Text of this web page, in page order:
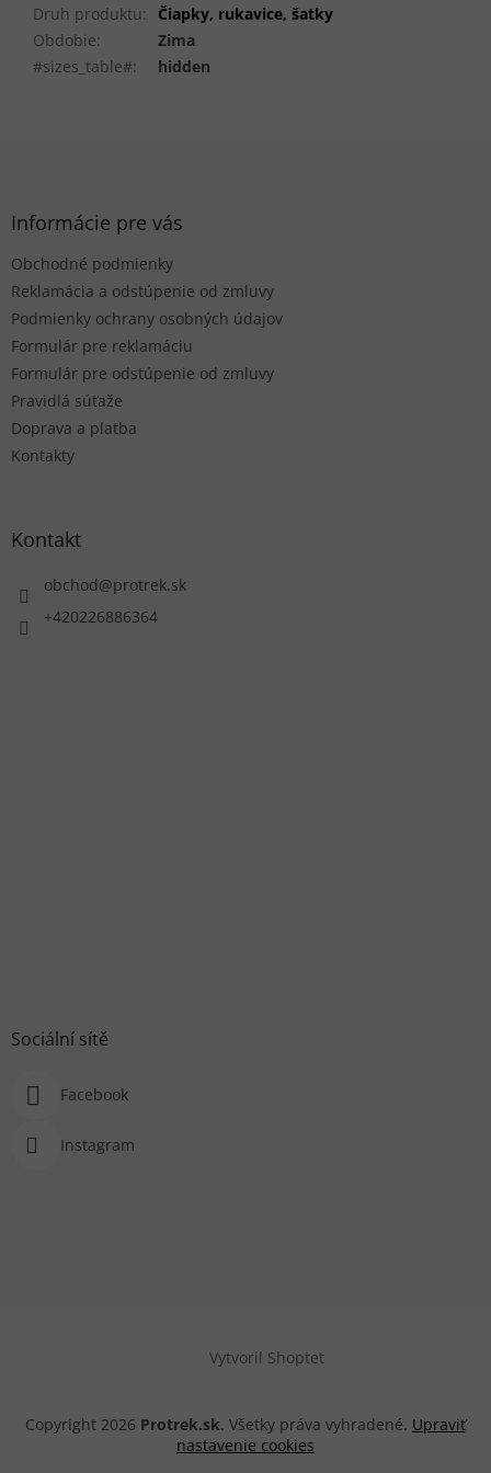
Druh produktu:
Čiapky, rukavice, šatky
Obdobie:
Zima
#sizes_table#: hidden
Informácie pre vás
Obchodné podmienky
Reklamácia a odstúpenie od zmluvy
Podmienky ochrany osobných údajov
Formulár pre reklamáciu
Formulár pre odstúpenie od zmluvy
Pravidlá súťaže
Doprava a platba
Kontakty
Kontakt
obchod@protrek.sk
+420226886364
Sociální sítě
Facebook
Instagram
Vytvoril Shoptet
Copyright 2026 Protrek.sk. Všetky práva vyhradené. Upraviť
nastavenie cookies